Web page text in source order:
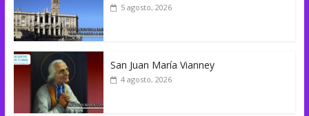
5 agosto, 2026
San Juan María Vianney
4 agosto, 2026